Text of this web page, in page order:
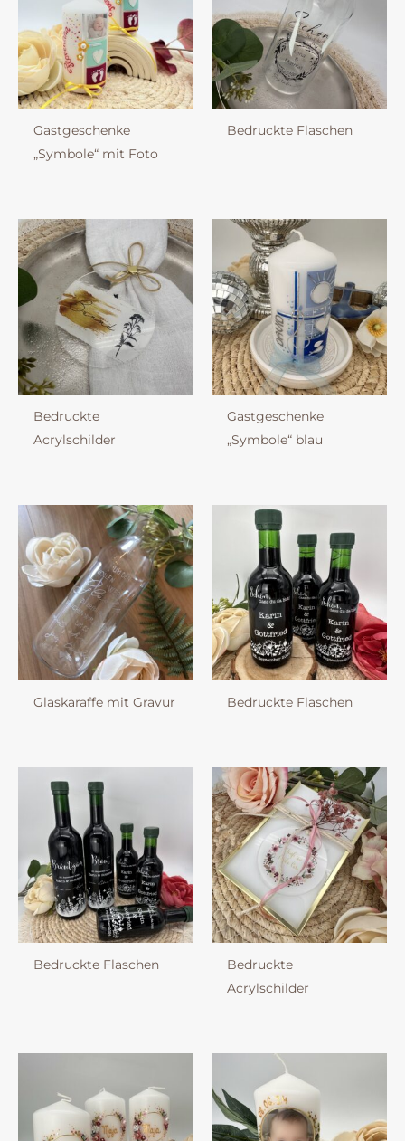
Gastgeschenke
„Symbole“ mit Foto
Bedruckte Flaschen
Bedruckte
Acrylschilder
Gastgeschenke
„Symbole“ blau
Glaskaraffe mit Gravur Bedruckte Flaschen
Bedruckte Flaschen
Bedruckte
Acrylschilder